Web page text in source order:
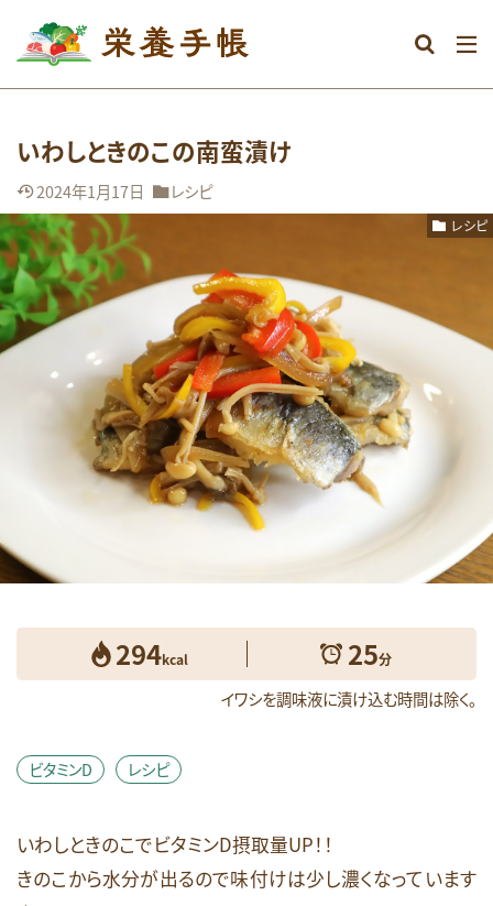
いわしときのこの南蛮漬け
2024年1月17日 レシピ
レシピ
294kcal 25分
イワシを調味液に漬け込む時間は除く。
ビタミンD レシピ
いわしときのこでビタミンD摂取量UP！！
きのこから水分が出るので味付けは少し濃くなっています
カテゴリー
タグ
DHA おなか
めまい
エネルギー
オメガ3系脂肪酸
グルテンフリー
ストレス
タンパク質
ダイエット
ビタミン
ビタミンA
ビタミンB群
ビタミンC
ビタミンD
ビタミンE
マグネシウム
ミネラル
メンタル
レシピ 亜鉛
体調不良
健康維持
免疫 女性のお悩み
妊娠期
朝食
栄養素コラム
消化しやすい
生活習慣病
糖質オフ
美容 肥満・メタボ
脳
視力
貧血
飲酒
骨
検索